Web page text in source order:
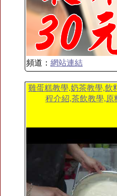
頻道： 網站連結
雞蛋糕教學,奶茶教學,飲
程介紹,茶飲教學,原